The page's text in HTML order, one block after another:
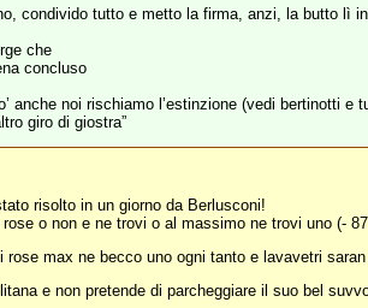
condivido tutto e metto la firma, anzi, la butto lì
che
concluso
noi rischiamo l’estinzione (vedi bertinotti e
giro di giostra”
risolto in un giorno da Berlusconi!
o non e ne trovi o al massimo ne trovi uno (-
max ne becco uno ogni tanto e lavavetri
e non pretende di parcheggiare il suo bel